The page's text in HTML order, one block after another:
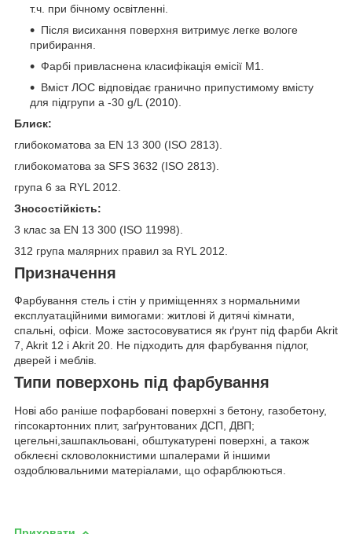
т.ч. при бічному освітленні.
Після висихання поверхня витримує легке вологе
прибирання.
Фарбі привласнена класифікація емісії М1.
Вміст ЛОС відповідає гранично припустимому вмісту
для підгрупи a -30 g/L (2010).
Блиск:
глибокоматова за EN 13 300 (ISO 2813).
глибокоматова за SFS 3632 (ISO 2813).
група 6 за RYL 2012.
Зносостійкість:
3 клас за EN 13 300 (ISO 11998).
312 група малярних правил за RYL 2012.
Призначення
Фарбування стель і стін у приміщеннях з нормальними
експлуатаційними вимогами: житлові й дитячі кімнати,
спальні, офіси. Може застосовуватися як ґрунт під фарби Akrit
7, Akrit 12 і Akrit 20. Не підходить для фарбування підлог,
дверей і меблів.
Типи поверхонь під фарбування
Нові або раніше пофарбовані поверхні з бетону, газобетону,
гіпсокартонних плит, заґрунтованих ДСП, ДВП;
цегельні,зашпакльовані, обштукатурені поверхні, а також
обклеєні скловолокнистими шпалерами й іншими
оздоблювальними матеріалами, що офарблюються.